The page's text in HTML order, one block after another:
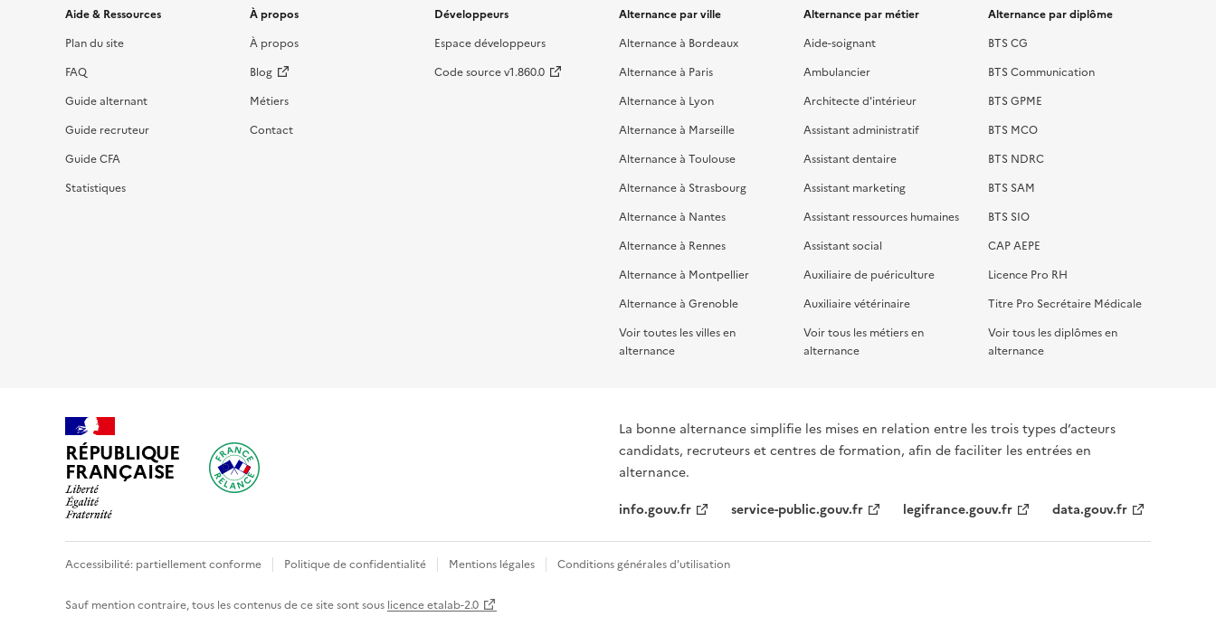
Informations et liens du site
Aide & Ressources
Plan du site
FAQ
Guide alternant
Guide recruteur
Guide CFA
Statistiques
À propos
À propos
Blog
Métiers
Contact
Développeurs
Espace développeurs
Code source v1.860.0
Alternance par ville
Alternance à Bordeaux
Alternance à Paris
Alternance à Lyon
Alternance à Marseille
Alternance à Toulouse
Alternance à Strasbourg
Alternance à Nantes
Alternance à Rennes
Alternance à Montpellier
Alternance à Grenoble
Voir toutes les villes en
alternance
Alternance par métier
Aide-soignant
Ambulancier
Architecte d'intérieur
Assistant administratif
Assistant dentaire
Assistant marketing
Assistant ressources humaines
Assistant social
Auxiliaire de puériculture
Auxiliaire vétérinaire
Voir tous les métiers en
alternance
Alternance par diplôme
BTS CG
BTS Communication
BTS GPME
BTS MCO
BTS NDRC
BTS SAM
BTS SIO
CAP AEPE
Licence Pro RH
Titre Pro Secrétaire Médicale
Voir tous les diplômes en
alternance
RÉPUBLIQUE
FRANÇAISE
La bonne alternance simplifie les mises en relation entre les trois types d’acteurs
candidats, recruteurs et centres de formation, afin de faciliter les entrées en
alternance.
info.gouv.fr service-public.gouv.fr legifrance.gouv.fr data.gouv.fr
Accessibilité: partiellement conforme Politique de confidentialité Mentions légales Conditions générales d'utilisation
Sauf mention contraire, tous les contenus de ce site sont sous licence etalab-2.0